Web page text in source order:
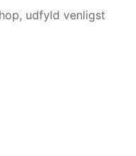
udfyld venligst